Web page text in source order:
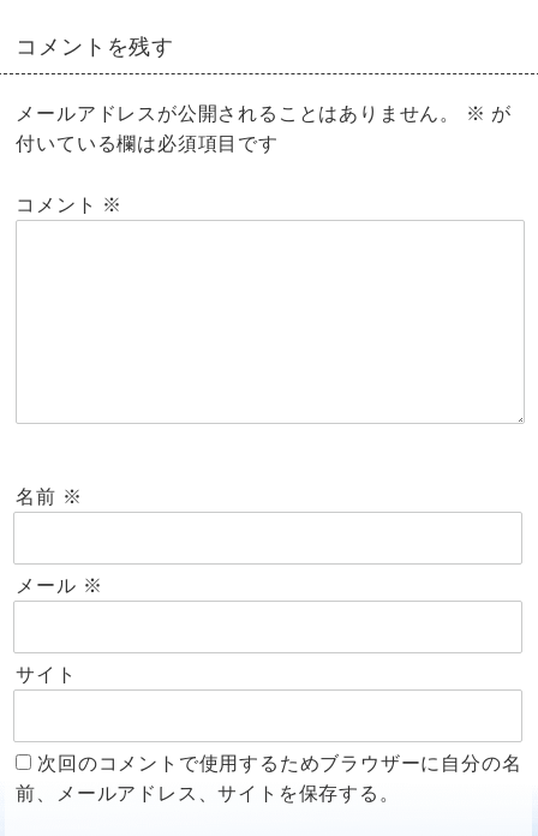
コメントを残す
メールアドレスが公開されることはありません。 ※ が
付いている欄は必須項目です
コメント ※
名前 ※
メール ※
サイト
次回のコメントで使用するためブラウザーに自分の名
前、メールアドレス、サイトを保存する。